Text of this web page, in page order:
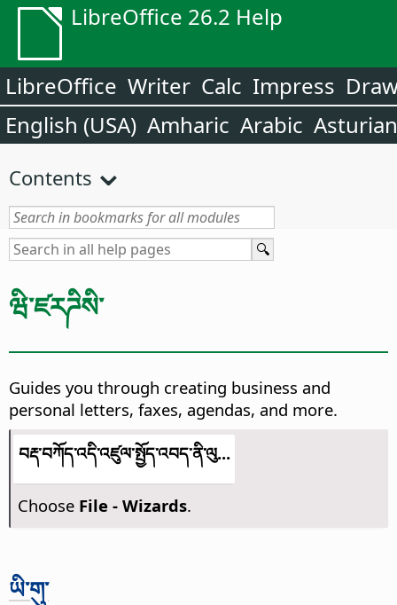
LibreOffice 26.2 Help
LibreOffice Writer Calc Impress
English (USA) Amharic Arabic Asturian
Contents
ཝི་ཛརཌིསི་
Guides you through creating business and
personal letters, faxes, agendas, and more.
བརྡ་བཀོད་འདི་འཛུལ་སྤྱོད་འབད་ནི་ལུ...
Choose File - Wizards.
ཡི་གུ་